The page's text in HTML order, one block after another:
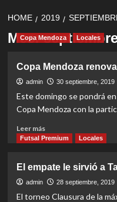
HOME 2019
Mes:
Copa Mendoza Locales
Copa Mendoza
admin 30 septiembre, 2019
Este domingo se pondrá
Copa Mendoza con la
Leer másRead
more
Mendoza
renovada
Futsal Premium Locales
El empate le sirvió a
admin 28 septiembre, 2019
El torneo Clausura de la